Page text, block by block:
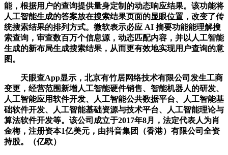
能，根据用户的查询提供量身定制的动态响应结果。该功能将
人工智能生成的答案放在搜索结果页面的显眼位置，改变了传
统搜索结果的排列方式。微软表示必应 AI 摘要功能能理解搜
索查询，审查数百万个信息源，动态匹配内容，并以人工智能
生成的新布局生成搜索结果，从而更有效地实现用户查询的意
图。
天眼查App显示，北京有竹居网络技术有限公司发生工商
变更，经营范围新增人工智能硬件销售、智能机器人的研发、
人工智能应用软件开发、人工智能公共数据平台、人工智能基
础软件开发、人工智能基础资源与技术平台、人工智能理论与
算法软件开发等。该公司成立于2017年8月，法定代表人为肖
金梅，注册资本1亿美元，由抖音集团（香港）有限公司全资
持股。（亿欧）